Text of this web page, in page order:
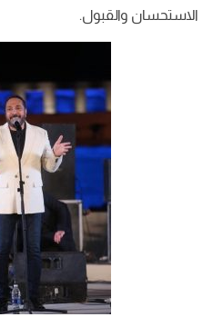
الاستحسان والقبول.